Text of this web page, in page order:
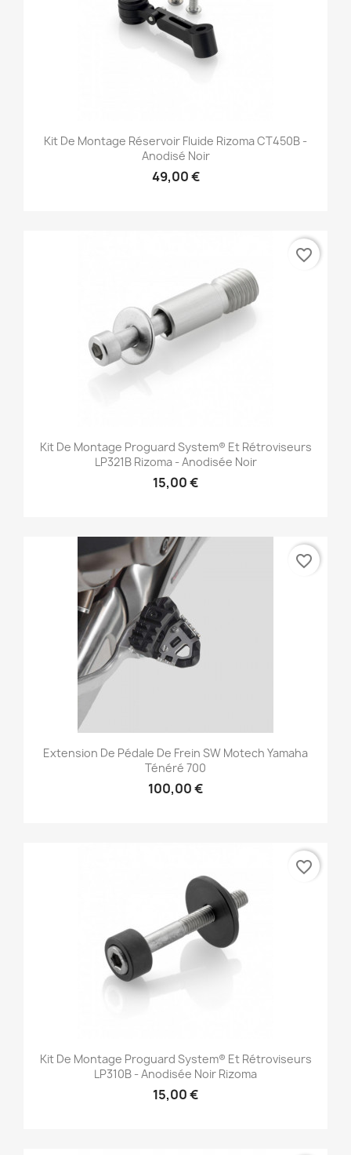
Kit De Montage Réservoir Fluide Rizoma CT450B -
Anodisé Noir
49,00 €
Kit De Montage Proguard System® Et Rétroviseurs
LP321B Rizoma - Anodisée Noir
15,00 €
favorite_border
Extension De Pédale De Frein SW Motech Yamaha
Ténéré 700
100,00 €
favorite_border
Kit De Montage Proguard System® Et Rétroviseurs
LP310B - Anodisée Noir Rizoma
15,00 €
favorite_border